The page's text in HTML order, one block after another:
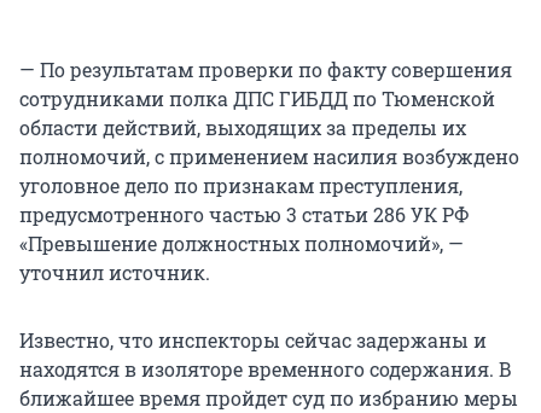
— По результатам проверки по факту совершения
сотрудниками полка ДПС ГИБДД по Тюменской
области действий, выходящих за пределы их
полномочий, с применением насилия возбуждено
уголовное дело по признакам преступления,
предусмотренного частью 3 статьи 286 УК РФ
«Превышение должностных полномочий», —
уточнил источник.
Известно, что инспекторы сейчас задержаны и
находятся в изоляторе временного содержания. В
ближайшее время пройдет суд по избранию меры